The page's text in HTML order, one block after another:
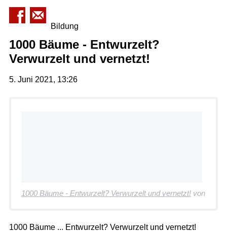
Bildung
1000 Bäume - Entwurzelt?
Verwurzelt und vernetzt!
5. Juni 2021, 13:26
1000 Bäume - Entwurzelt? Verwurzelt und vernetzt!von
1000 Bäume ... Entwurzelt? Verwurzelt und vernetzt!